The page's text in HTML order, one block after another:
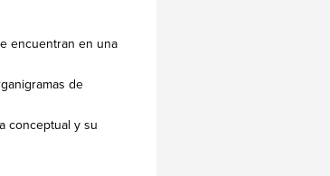
encuentran en una
de
conceptual y su